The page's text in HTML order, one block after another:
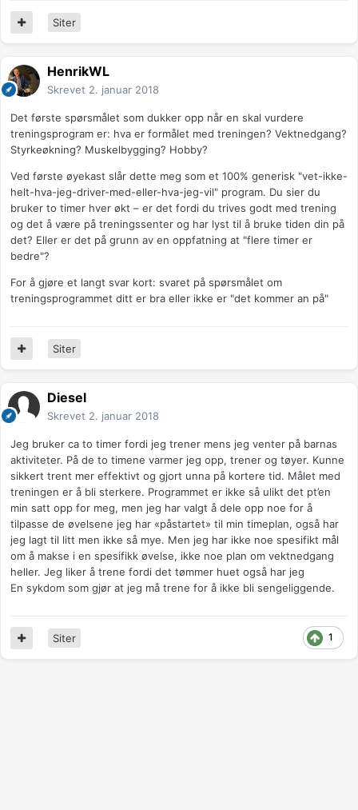
Siter
HenrikWL
Skrevet 2. januar 2018
Det første spørsmålet som dukker opp når en skal vurdere
treningsprogram er: hva er formålet med treningen? Vektnedgang?
Styrkeøkning? Muskelbygging? Hobby?
Ved første øyekast slår dette meg som et 100% generisk "vet-ikke-
helt-hva-jeg-driver-med-eller-hva-jeg-vil" program. Du sier du
bruker to timer hver økt – er det fordi du trives godt med trening
og det å være på treningssenter og har lyst til å bruke tiden din på
det? Eller er det på grunn av en oppfatning at "flere timer er
bedre"?
For å gjøre et langt svar kort: svaret på spørsmålet om
treningsprogrammet ditt er bra eller ikke er "det kommer an på"
Siter
Diesel
Skrevet 2. januar 2018
Jeg bruker ca to timer fordi jeg trener mens jeg venter på barnas
aktiviteter. På de to timene varmer jeg opp, trener og tøyer. Kunne
sikkert trent mer effektivt og gjort unna på kortere tid. Målet med
treningen er å bli sterkere. Programmet er ikke så ulikt det pt’en
min satt opp for meg, men jeg har valgt å dele opp noe for å
tilpasse de øvelsene jeg har «påstartet» til min timeplan, også har
jeg lagt til litt men ikke så mye. Men jeg har ikke noe spesifikt mål
om å makse i en spesifikk øvelse, ikke noe plan om vektnedgang
heller. Jeg liker å trene fordi det tømmer huet også har jeg
En sykdom som gjør at jeg må trene for å ikke bli sengeliggende.
1
Siter